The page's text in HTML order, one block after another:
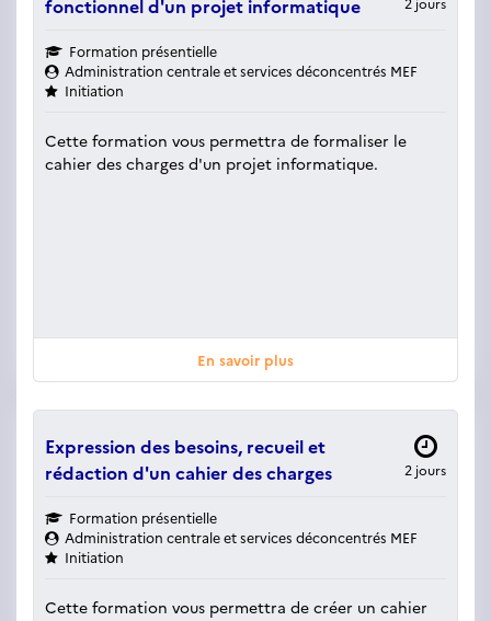
fonctionnel d'un projet informatique
Formation présentielle
Administration centrale et services déconcentrés MEF
Initiation
Cette formation vous permettra de formaliser le
cahier des charges d'un projet informatique.
En savoir plus
2 jours
Expression des besoins, recueil et
rédaction d'un cahier des charges
Formation présentielle
Administration centrale et services déconcentrés MEF
Initiation
Cette formation vous permettra de créer un cahier